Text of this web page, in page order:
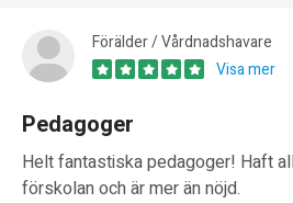
Förälder / Vårdnadshavare
Visa mer
Pedagoger
Helt fantastiska pedagoger! Haft
förskolan och är mer än nöjd.